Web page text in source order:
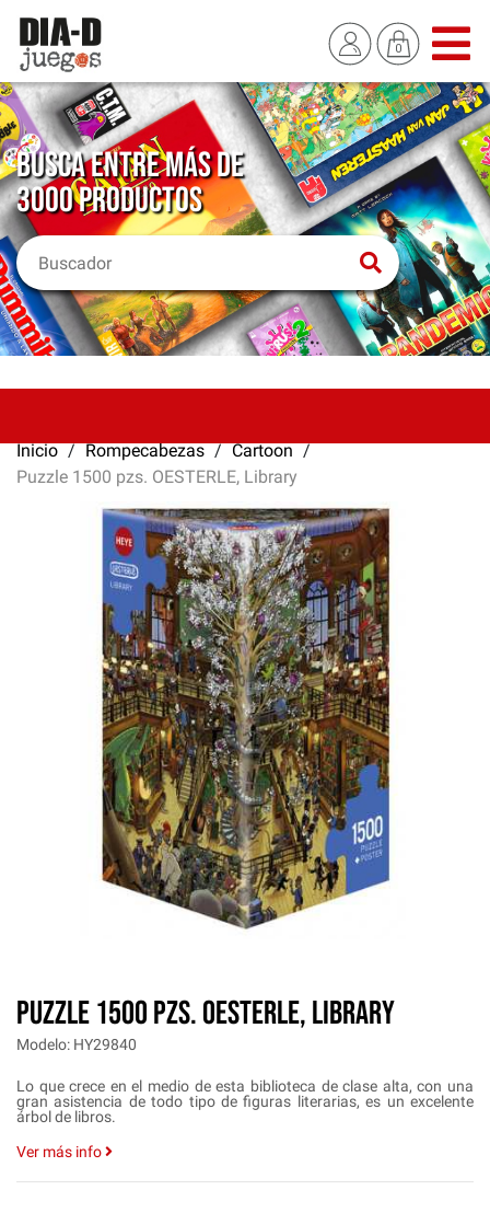
BUSCA ENTRE MÁS DE
3000 PRODUCTOS
Inicio Rompecabezas
Cartoon
Puzzle 1500 pzs. OESTERLE, Library
Puzzle 1500 pzs. OESTERLE, Library
Modelo: HY29840
Lo que crece en el medio de esta biblioteca de clase alta, con una
gran asistencia de todo tipo de figuras literarias, es un excelente
árbol de libros.
Ver más info